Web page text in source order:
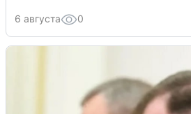
6 августа 0